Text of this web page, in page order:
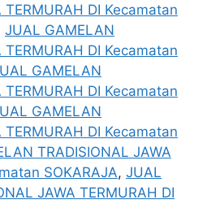
TERMURAH DI Kecamatan
JUAL GAMELAN
TERMURAH DI Kecamatan
GAMELAN
TERMURAH DI Kecamatan
GAMELAN
TERMURAH DI Kecamatan
TRADISIONAL JAWA
SOKARAJA, JUAL
JAWA TERMURAH DI